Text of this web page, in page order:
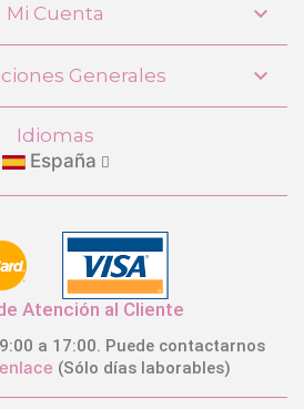
€(-40%)
19,19 €
COMPRAR
Mi Cuenta 
Generales 
Idiomas
España
Atención al Cliente
a 17:00. Puede contactarnos
enlace (Sólo días laborables)